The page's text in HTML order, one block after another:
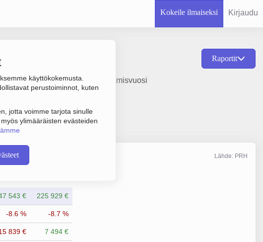
Kokeile ilmaiseksi Kirjaudu
käyttökokemusta.
perustoiminnot, kuten
jotta voimme tarjota sinulle
ylimääräisten evästeiden
Raportit
korujen tukkukauppa, perustamisvuosi
Lähde: PRH
543 € 225 929 €
-8.6 % -8.7 %
839 € 7 494 €